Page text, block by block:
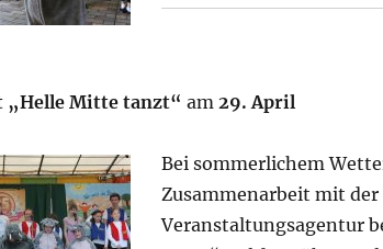
l
„Helle Mitte tanzt“ am 29. April
Bei sommerlichem
Zusammenarbeit mit
Veranstaltungsagentur